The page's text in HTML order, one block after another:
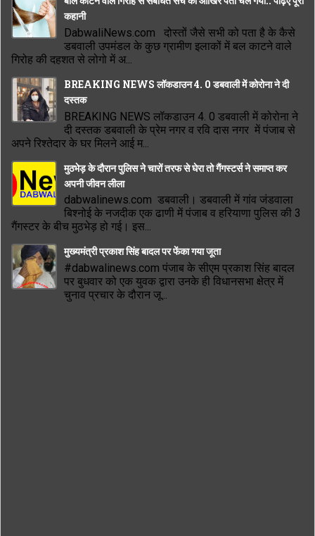
कहानी
DabwaliNews.com दोस्तों जैसे सभी को पता है के कैसे
डबवाली उपमंडल के कुछ ग्रामीण इलाकों में बल काटने वाले
गिरोह की दहशत से लोगो में अ...
BREAKING NEWS लॉकडाउन 4. 0 डबवाली में कोरोना ने दी
दस्तक
BREAKING NEWS लॉकडाउन 4. 0 डबवाली में कोरोना ने
दी दस्तक डबवाली के प्रेम नगर व रवि दास नगर में पंजाब से
अपने रिश्तेदार के घर मिलने आई म...
मुठभेड़ के दौरान पुलिस ने चारों तरफ से घेरा तो गैंगस्टर्स ने समाप्त कर
अपनी जीवन लीला
dabwalinews.com डबवाली। डबवाली में गांव जंडवाला
बिश्नोई के नजदीक एक ढाणी में पंजाब व हरियाणा पुलिस की 3
गैंगस्टर के बीच मुठभेड़ हो गई। इस...
मुख्यमंत्री प्रकाश सिंह बादल पर फेंका गया जूता
#dabwalinews.com पंजाब के सीएम प्रकाश सिंह बादल
पर बुधवार को एक युवक द्वारा उनके ही विधानसभा क्षेत्र में
चुनाव प्रचार के दौरान जू...